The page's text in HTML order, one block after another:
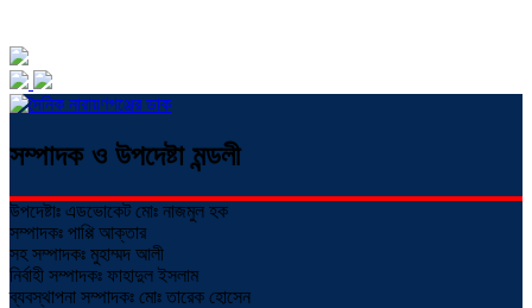
সম্পাদক ও উপদেষ্টা মন্ডলী
উপদেষ্টাঃ এডভোকেট মোঃ নাজমুল হক
সম্পাদকঃ পাপ্পি আক্তার
সহ সম্পাদকঃ মুহাম্মদ আলী
নির্বাহী সম্পাদকঃ ফাহাদুল ইসলাম
ব্যবস্থাপনা সম্পাদকঃ মোঃ তারেক হোসেন